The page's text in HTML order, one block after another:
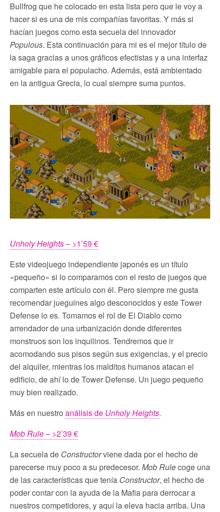
Bullfrog que he colocado en esta lista pero que le voy a
hacer si es una de mis compañías favoritas. Y más si
hacían juegos como esta secuela del innovador
Populous. Esta continuación para mi es el mejor título de
la saga gracias a unos gráficos efectistas y a una interfaz
amigable para el populacho. Además, está ambientado
en la antigua Grecia, lo cual siempre suma puntos.
Unholy Heights– >1’59 €
Este videojuego independiente japonés es un título
«pequeño» si lo comparamos con el resto de juegos que
comparten este artículo con él. Pero siempre me gusta
recomendar jueguines algo desconocidos y este Tower
Defense lo es. Tomamos el rol de El Diablo como
arrendador de una urbanización donde diferentes
monstruos son los inquilinos. Tendremos que ir
acomodando sus pisos según sus exigencias, y el precio
del alquiler, mientras los malditos humanos atacan el
edificio, de ahí lo de Tower Defense. Un juego pequeño
muy bien realizado.
Más en nuestro análisis de Unholy Heights.
Mob Rule– >2’39 €
La secuela de Constructorviene dada por el hecho de
parecerse muy poco a su predecesor. Mob Rulecoge una
de las características que tenía Constructor, el hecho de
poder contar con la ayuda de la Mafia para derrocar a
nuestros competidores, y aquí la eleva hacia arriba. Una